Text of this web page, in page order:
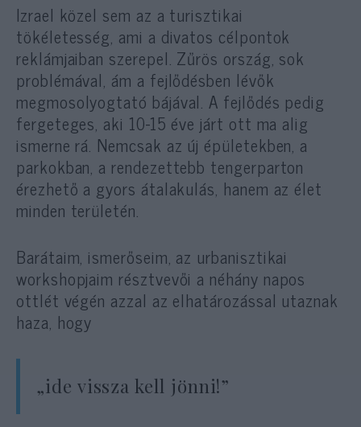
Izrael közel sem az a turisztikai
tökéletesség, ami a divatos célpontok
reklámjaiban szerepel. Zűrös ország, sok
problémával, ám a fejlődésben lévők
megmosolyogtató bájával. A fejlődés pedig
fergeteges, aki 10-15 éve járt ott ma alig
ismerne rá. Nemcsak az új épületekben, a
parkokban, a rendezettebb tengerparton
érezhető a gyors átalakulás, hanem az élet
minden területén.
Barátaim, ismerőseim, az urbanisztikai
workshopjaim résztvevői a néhány napos
ottlét végén azzal az elhatározással utaznak
haza, hogy
„ide vissza kell jönni!”